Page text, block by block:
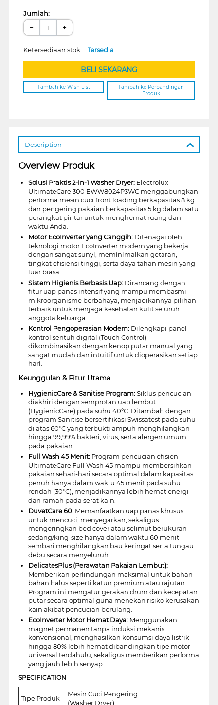
Jumlah:
− +
Ketersediaan stok: Tersedia
BELI SEKARANG
Tambah ke Wish List
Tambah ke Perbandingan
Produk
Description
Overview Produk
Solusi Praktis 2-in-1 Washer Dryer:Electrolux
UltimateCare 300 EWW8024P3WC menggabungkan
performa mesin cuci front loading berkapasitas 8 kg
dan pengering pakaian berkapasitas 5 kg dalam satu
perangkat pintar untuk menghemat ruang dan
waktu Anda.
Motor EcoInverter yang Canggih:Ditenagai oleh
teknologi motor EcoInverter modern yang bekerja
dengan sangat sunyi, meminimalkan getaran,
tingkat efisiensi tinggi, serta daya tahan mesin yang
luar biasa.
Sistem Higienis Berbasis Uap:Dirancang dengan
fitur uap panas intensif yang mampu membasmi
mikroorganisme berbahaya, menjadikannya pilihan
terbaik untuk menjaga kesehatan kulit seluruh
anggota keluarga.
Kontrol Pengoperasian Modern:Dilengkapi panel
kontrol sentuh digital (Touch Control)
dikombinasikan dengan kenop putar manual yang
sangat mudah dan intuitif untuk dioperasikan setiap
hari.
Keunggulan & Fitur Utama
HygienicCare & Sanitise Program:Siklus pencucian
diakhiri dengan semprotan uap lembut
(HygienicCare) pada suhu 40°C. Ditambah dengan
program Sanitise bersertifikasi Swissatest pada suhu
di atas 60°C yang terbukti ampuh menghilangkan
hingga 99,99% bakteri, virus, serta alergen umum
pada pakaian.
Full Wash 45 Menit:Program pencucian efisien
UltimateCare Full Wash 45 mampu membersihkan
pakaian sehari-hari secara optimal dalam kapasitas
penuh hanya dalam waktu 45 menit pada suhu
rendah (30°C), menjadikannya lebih hemat energi
dan ramah pada serat kain.
DuvetCare 60:Memanfaatkan uap panas khusus
untuk mencuci, menyegarkan, sekaligus
mengeringkan bed cover atau selimut berukuran
sedang/king-size hanya dalam waktu 60 menit
sembari menghilangkan bau keringat serta tungau
debu secara menyeluruh.
DelicatesPlus (Perawatan Pakaian Lembut):
Memberikan perlindungan maksimal untuk bahan-
bahan halus seperti katun premium atau rajutan.
Program ini mengatur gerakan drum dan kecepatan
putar secara optimal guna menekan risiko kerusakan
kain akibat pencucian berulang.
EcoInverter Motor Hemat Daya:Menggunakan
magnet permanen tanpa induksi mekanis
konvensional, menghasilkan konsumsi daya listrik
hingga 80% lebih hemat dibandingkan tipe motor
universal terdahulu, sekaligus memberikan performa
yang jauh lebih senyap.
SPECIFICATION
Tipe Produk
Mesin Cuci Pengering
(Washer Dryer)